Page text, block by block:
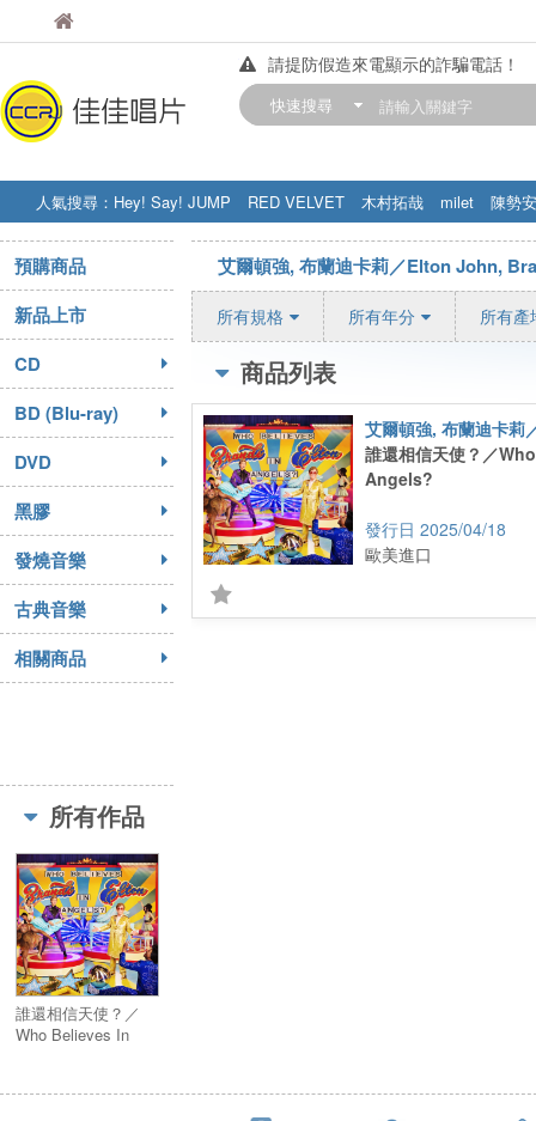
佳佳唱片
請提防假造來電顯示的詐騙電話！
【中華門市營業時間調整公告】
快速搜尋
人氣搜尋： Hey! Say! JUMP RED VELVET 木村拓哉 milet
陳勢安
STRAY KIDS
盧廣仲 周杰伦
預購商品
新品上市
CD
BD (Blu-ray)
DVD
黑膠
發燒音樂
古典音樂
相關商品
所有作品
誰還相信天使？／
Who Believes In
艾爾頓強, 布蘭迪卡莉／Elton John,
所有規格 所有年分 所有產
商品列表
誰還相信天使？／
Angels?
2025/04/18
歐美進口